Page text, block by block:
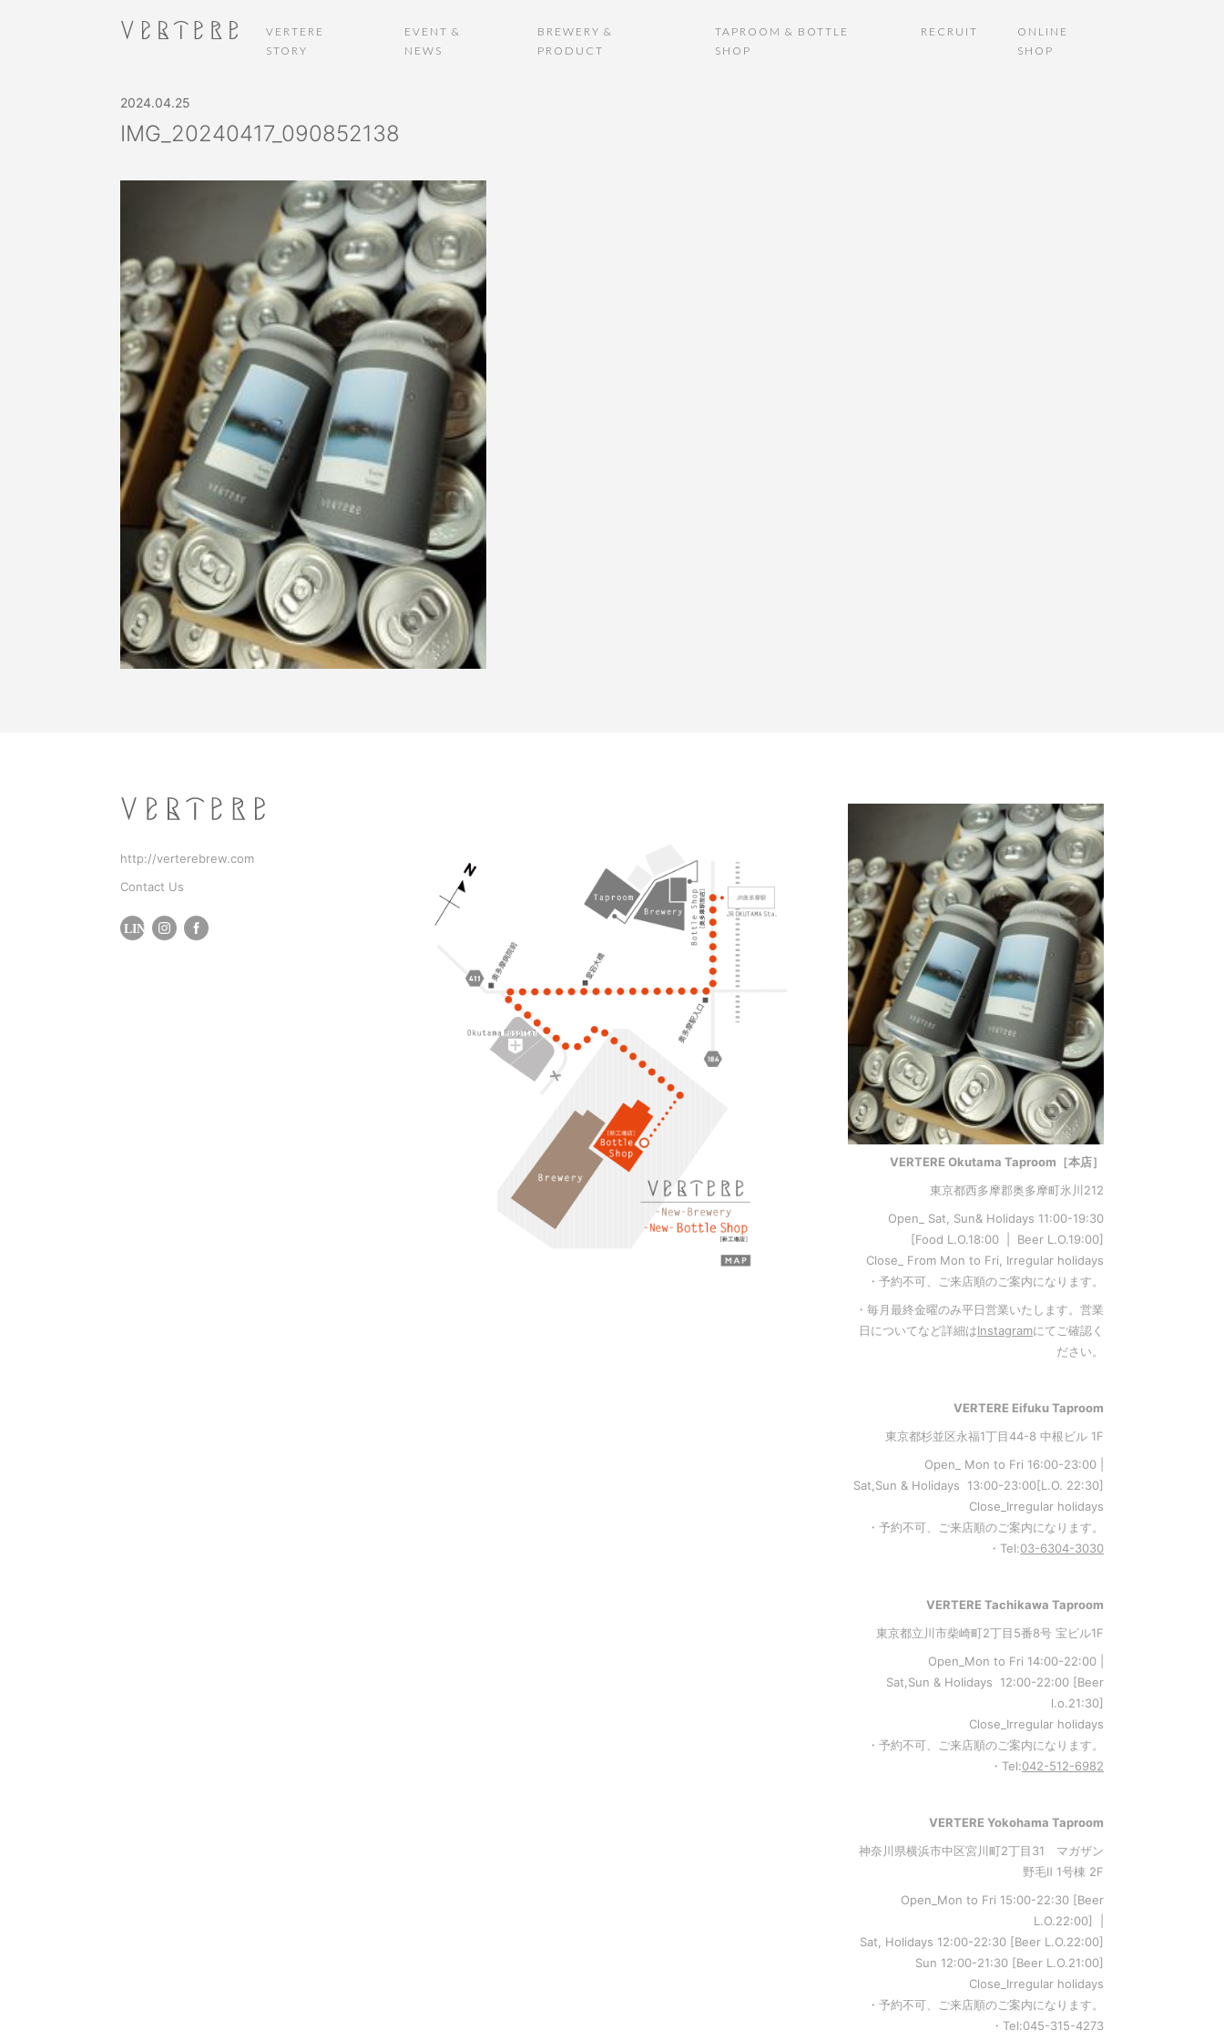
VERTERE
STORY
EVENT &
NEWS
BREWERY &
PRODUCT
TAPROOM & BOTTLE
SHOP
RECRUIT
ONLINE
SHOP
2024.04.25
IMG_20240417_090852138
http://verterebrew.com
Contact Us
VERTERE Okutama Taproom［本店］
東京都西多摩郡奥多摩町氷川212
Open_ Sat, Sun& Holidays 11:00-19:30
[Food L.O.18:00 | Beer L.O.19:00]
Close_ From Mon to Fri, Irregular holidays
・予約不可、ご来店順のご案内になります。
・毎月最終金曜のみ平日営業いたします。営業
日についてなど詳細はInstagramにてご確認く
ださい。
VERTERE Eifuku Taproom
東京都杉並区永福1丁目44-8 中根ビル 1F
Open_ Mon to Fri 16:00-23:00 |
Sat,Sun & Holidays 13:00-23:00[L.O. 22:30]
Close_Irregular holidays
・予約不可、ご来店順のご案内になります。
・Tel:03-6304-3030
VERTERE Tachikawa Taproom
東京都立川市柴崎町2丁目5番8号 宝ビル1F
Open_Mon to Fri 14:00-22:00 |
Sat,Sun & Holidays 12:00-22:00 [Beer
l.o.21:30]
Close_Irregular holidays
・予約不可、ご来店順のご案内になります。
・Tel:042-512-6982
VERTERE Yokohama Taproom
神奈川県横浜市中区宮川町2丁目31 マガザン
野毛Ⅱ 1号棟 2F
Open_Mon to Fri 15:00-22:30 [Beer
L.O.22:00] |
Sat, Holidays 12:00-22:30 [Beer L.O.22:00]
Sun 12:00-21:30 [Beer L.O.21:00]
Close_Irregular holidays
・予約不可、ご来店順のご案内になります。
・Tel:045-315-4273